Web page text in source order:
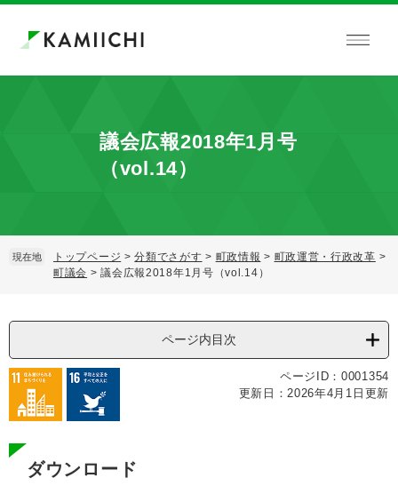
ペ
メ
議会広報2018年1月号
（vol.14）
現在地 トップページ >分類でさがす > 町政情報 > 町政運営・行政改革 >
町議会 >議会広報2018年1月号（vol.14）
ページ内目次
ページID：0001354
更新日：2026年4月1日更新
ダウンロード